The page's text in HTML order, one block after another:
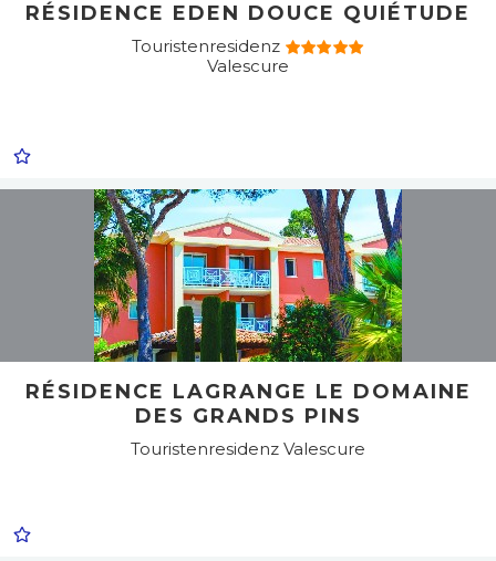
RÉSIDENCE EDEN DOUCE QUIÉTUDE
Touristenresidenz
Valescure
RÉSIDENCE LAGRANGE LE DOMAINE
DES GRANDS PINS
Touristenresidenz Valescure